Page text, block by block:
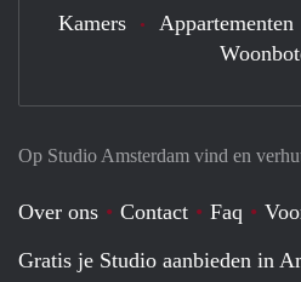
Op Studio Amsterdam vind en
Over ons Contact Faq
Gratis je Studio aanbieden in
Kamers Appartementen